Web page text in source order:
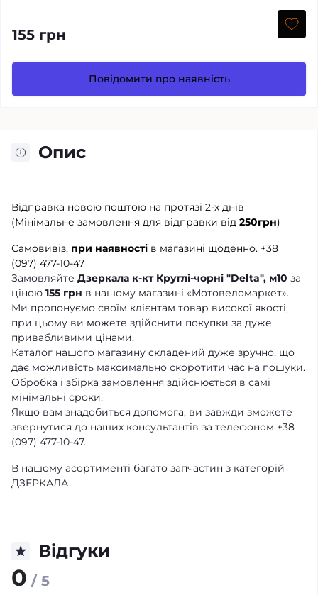
155 грн
Повідомити про наявність
Опис
Відправка новою поштою на протязі 2-х днів
(Мінімальне замовлення для відправки від 250грн)
Самовивіз, при наявності в магазині щоденно. +38
(097) 477-10-47
Замовляйте Дзеркала к-кт Круглі-чорні "Delta", м10 за
ціною 155 грн в нашому магазині «Мотовеломаркет».
Ми пропонуємо своїм клієнтам товар високої якості,
при цьому ви можете здійснити покупки за дуже
привабливими цінами.
Каталог нашого магазину складений дуже зручно, що
дає можливість максимально скоротити час на пошуки.
Обробка і збірка замовлення здійснюється в самі
мінімальні сроки.
Якщо вам знадобиться допомога, ви завжди зможете
звернутися до наших консультантів за телефоном +38
(097) 477-10-47.
В нашому асортименті багато запчастин з категорій
ДЗЕРКАЛА
Відгуки
0 / 5